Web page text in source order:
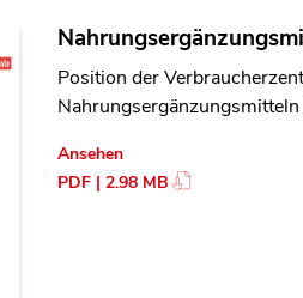
Position der
Ansehen
PDF | 2.98 MB